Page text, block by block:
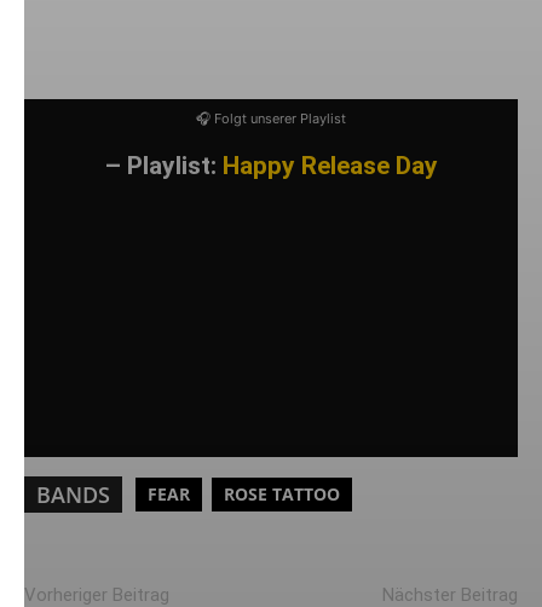
🎧 Folgt unserer Playlist
– Playlist: Happy Release Day
BANDS FEAR ROSE TATTOO
Vorheriger Beitrag Nächster Beitrag